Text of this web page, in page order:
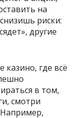
на
риски:
другие
где всё
в том,
смотри
Например,